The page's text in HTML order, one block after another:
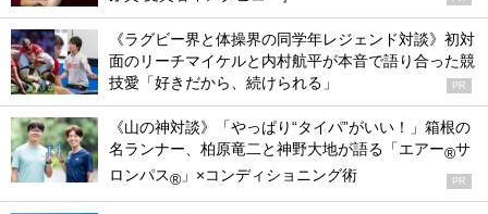
《ラグビー界と体操界の同学年レジェンド対談》初対
面のリーチマイケルと内村航平が本音で語り合った競
技愛「好きだから、続けられる」
PR
《山の神対談》「やっぱり“タイパ”がいい！」箱根の
名ランナー、柏原竜二と神野大地が語る「エアー®サ
ロンパス® 」×コンディショニング術 PR